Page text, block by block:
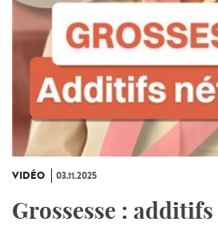
VIDÉO 03.11.2025
Grossesse :